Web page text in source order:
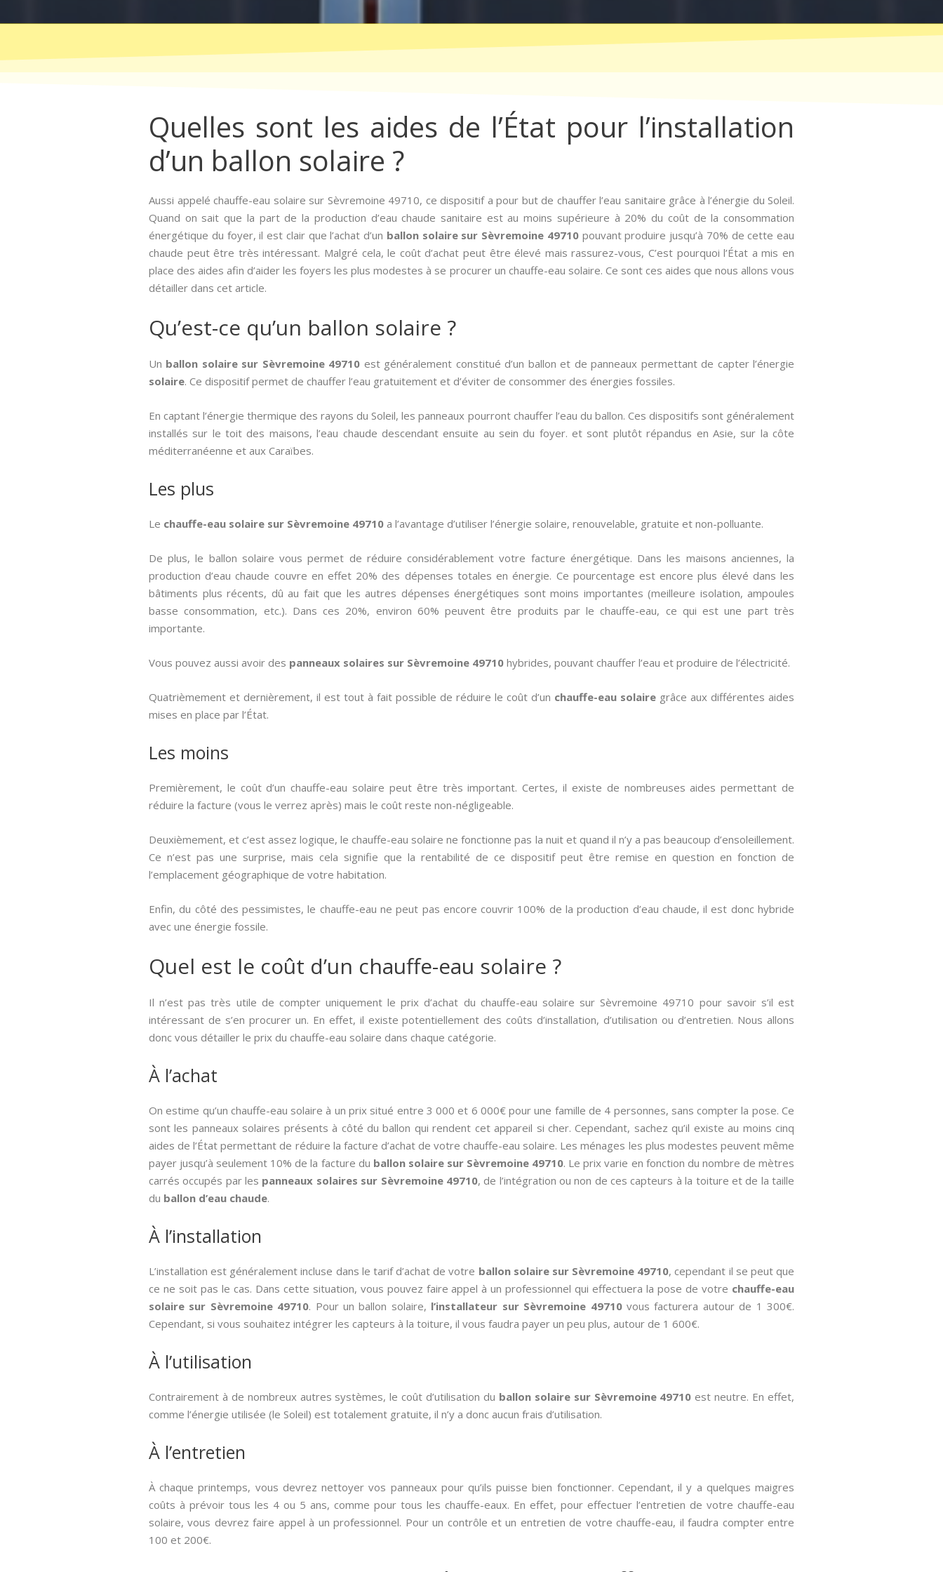
Quelles sont les aides de l’État pour l’installation
d’un ballon solaire ?
Aussi appelé chauffe-eau solaire sur Sèvremoine 49710, ce dispositif a pour but de chauffer l’eau sanitaire grâce à l’énergie du Soleil.
Quand on sait que la part de la production d’eau chaude sanitaire est au moins supérieure à 20% du coût de la consommation
énergétique du foyer, il est clair que l’achat d’un ballon solaire sur Sèvremoine 49710pouvant produire jusqu’à 70% de cette eau
chaude peut être très intéressant. Malgré cela, le coût d’achat peut être élevé mais rassurez-vous, C’est pourquoi l’État a mis en
place des aides afin d’aider les foyers les plus modestes à se procurer un chauffe-eau solaire. Ce sont ces aides que nous allons vous
détailler dans cet article.
Qu’est-ce qu’un ballon solaire ?
Un ballon solaire sur Sèvremoine 49710 est généralement constitué d’un ballon et de panneaux permettant de capter l’énergie
solaire. Ce dispositif permet de chauffer l’eau gratuitement et d’éviter de consommer des énergies fossiles.
En captant l’énergie thermique des rayons du Soleil, les panneaux pourront chauffer l’eau du ballon. Ces dispositifs sont généralement
installés sur le toit des maisons, l’eau chaude descendant ensuite au sein du foyer. et sont plutôt répandus en Asie, sur la côte
méditerranéenne et aux Caraïbes.
Les plus
Le chauffe-eau solaire sur Sèvremoine 49710 a l’avantage d’utiliser l’énergie solaire, renouvelable, gratuite et non-polluante.
De plus, le ballon solaire vous permet de réduire considérablement votre facture énergétique. Dans les maisons anciennes, la
production d’eau chaude couvre en effet 20% des dépenses totales en énergie. Ce pourcentage est encore plus élevé dans les
bâtiments plus récents, dû au fait que les autres dépenses énergétiques sont moins importantes (meilleure isolation, ampoules
basse consommation, etc.). Dans ces 20%, environ 60% peuvent être produits par le chauffe-eau, ce qui est une part très
importante.
Vous pouvez aussi avoir des panneaux solaires sur Sèvremoine 49710 hybrides, pouvant chauffer l’eau et produire de l’électricité.
Quatrièmement et dernièrement, il est tout à fait possible de réduire le coût d’un chauffe-eau solaire grâce aux différentes aides
mises en place par l’État.
Les moins
Premièrement, le coût d’un chauffe-eau solaire peut être très important. Certes, il existe de nombreuses aides permettant de
réduire la facture (vous le verrez après) mais le coût reste non-négligeable.
Deuxièmement, et c’est assez logique, le chauffe-eau solaire ne fonctionne pas la nuit et quand il n’y a pas beaucoup d’ensoleillement.
Ce n’est pas une surprise, mais cela signifie que la rentabilité de ce dispositif peut être remise en question en fonction de
l’emplacement géographique de votre habitation.
Enfin, du côté des pessimistes, le chauffe-eau ne peut pas encore couvrir 100% de la production d’eau chaude, il est donc hybride
avec une énergie fossile.
Quel est le coût d’un chauffe-eau solaire ?
Il n’est pas très utile de compter uniquement le prix d’achat du chauffe-eau solaire sur Sèvremoine 49710 pour savoir s’il est
intéressant de s’en procurer un. En effet, il existe potentiellement des coûts d’installation, d’utilisation ou d’entretien. Nous allons
donc vous détailler le prix du chauffe-eau solaire dans chaque catégorie.
À l’achat
On estime qu’un chauffe-eau solaire à un prix situé entre 3 000 et 6 000€ pour une famille de 4 personnes, sans compter la pose. Ce
sont les panneaux solaires présents à côté du ballon qui rendent cet appareil si cher. Cependant, sachez qu’il existe au moins cinq
aides de l’État permettant de réduire la facture d’achat de votre chauffe-eau solaire. Les ménages les plus modestes peuvent même
payer jusqu’à seulement 10% de la facture du ballon solaire sur Sèvremoine 49710. Le prix varie en fonction du nombre de mètres
carrés occupés par les panneaux solaires sur Sèvremoine 49710, de l’intégration ou non de ces capteurs à la toiture et de la taille
du ballon d’eau chaude.
À l’installation
L’installation est généralement incluse dans le tarif d’achat de votre ballon solaire sur Sèvremoine 49710, cependant il se peut que
ce ne soit pas le cas. Dans cette situation, vous pouvez faire appel à un professionnel qui effectuera la pose de votre chauffe-eau
solaire sur Sèvremoine 49710. Pour un ballon solaire, l’installateur sur Sèvremoine 49710vous facturera autour de 1 300€.
Cependant, si vous souhaitez intégrer les capteurs à la toiture, il vous faudra payer un peu plus, autour de 1 600€.
À l’utilisation
Contrairement à de nombreux autres systèmes, le coût d’utilisation du ballon solaire sur Sèvremoine 49710 est neutre. En effet,
comme l’énergie utilisée (le Soleil) est totalement gratuite, il n’y a donc aucun frais d’utilisation.
À l’entretien
À chaque printemps, vous devrez nettoyer vos panneaux pour qu’ils puisse bien fonctionner. Cependant, il y a quelques maigres
coûts à prévoir tous les 4 ou 5 ans, comme pour tous les chauffe-eaux. En effet, pour effectuer l’entretien de votre chauffe-eau
solaire, vous devrez faire appel à un professionnel. Pour un contrôle et un entretien de votre chauffe-eau, il faudra compter entre
100 et 200€.